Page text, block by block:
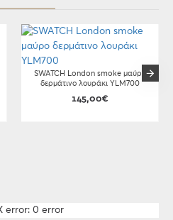
SWATCH London smoke μαύρο
δερμάτινο λουράκι YLM700
145,00€
error: 0 error